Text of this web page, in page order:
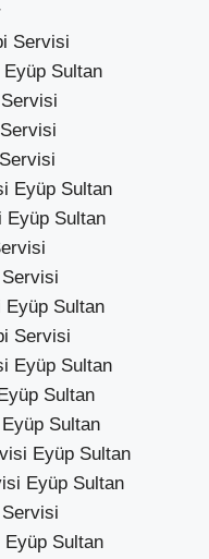
Servisi
Sultan
Eyüp Sultan
Eyüp Sultan
Eyüp Sultan
Servisi
Eyüp Sultan
Sultan
Sultan
Eyüp Sultan
Eyüp Sultan
Sultan